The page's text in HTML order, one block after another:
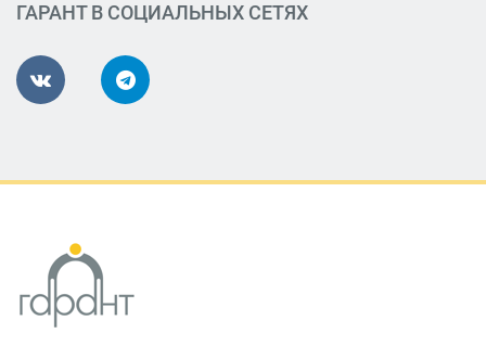
ГАРАНТ В СОЦИАЛЬНЫХ СЕТЯХ